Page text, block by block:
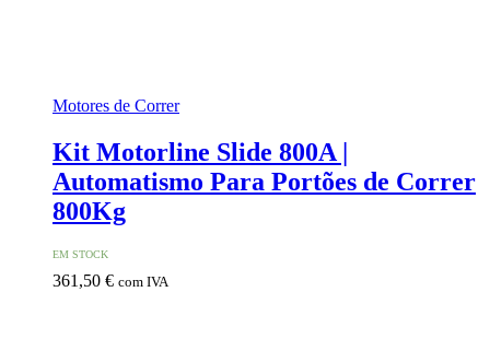
Motores de Correr
Kit Motorline Slide 800A |
Automatismo Para Portões de Correr
800Kg
EM STOCK
361,50 € com IVA